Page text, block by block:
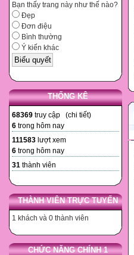
Bạn thấy trang này như thế nào?
Đẹp
Đơn điệu
Bình thường
Ý kiến khác
THỐNG KÊ
68369 truy cập (chi tiết)
6 trong hôm nay
111583 lượt xem
6 trong hôm nay
31 thành viên
THÀNH VIÊN TRỰC TUYẾN
1 khách và 0 thành viên
CHỨC NĂNG CHÍNH 1